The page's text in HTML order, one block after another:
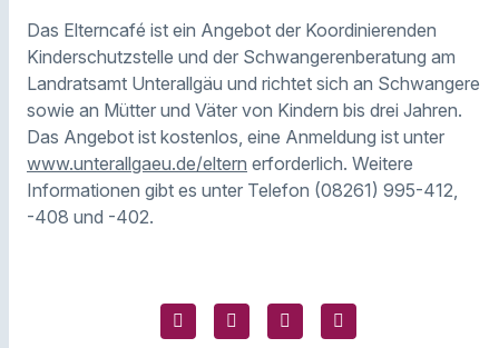
Das Elterncafé ist ein Angebot der Koordinierenden
Kinderschutzstelle und der Schwangerenberatung am
Landratsamt Unterallgäu und richtet sich an Schwangere
sowie an Mütter und Väter von Kindern bis drei Jahren.
Das Angebot ist kostenlos, eine Anmeldung ist unter
www.unterallgaeu.de/eltern erforderlich. Weitere
Informationen gibt es unter Telefon (08261) 995-412,
-408 und -402.